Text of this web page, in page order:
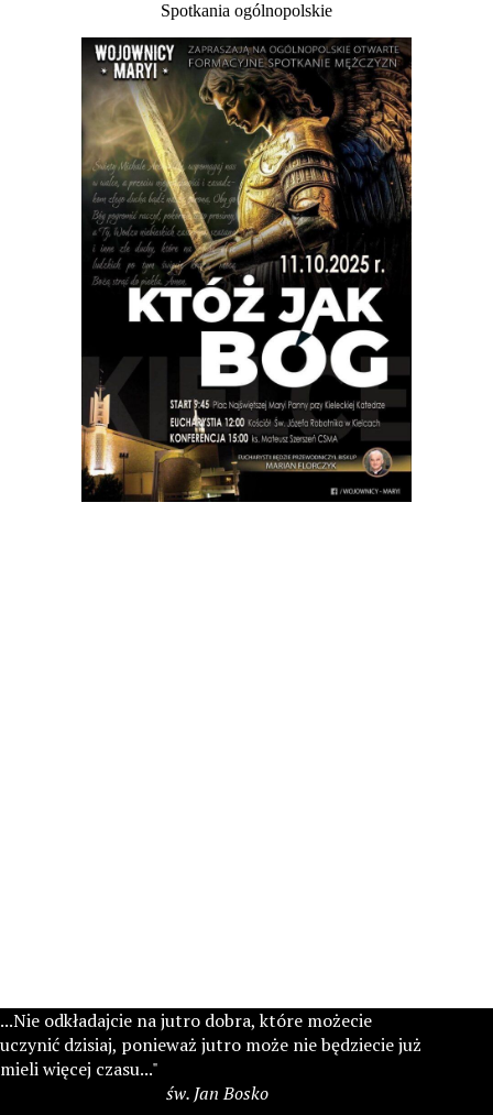
Spotkania ogólnopolskie
...Nie odkładajcie na jutro dobra, które możecie
uczynić dzisiaj, ponieważ jutro może nie będziecie już
mieli więcej czasu..."
św. Jan Bosko